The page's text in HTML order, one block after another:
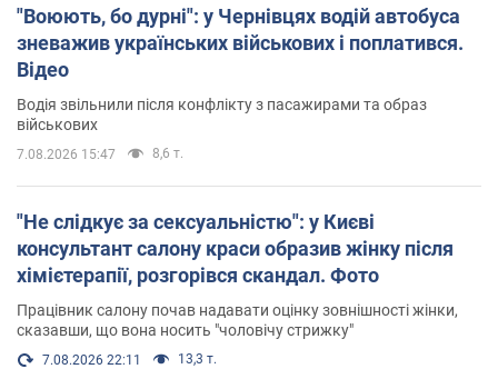
"Воюють, бо дурні": у Чернівцях водій автобуса
зневажив українських військових і поплатився.
Відео
Водія звільнили після конфлікту з пасажирами та образ
військових
7.08.2026 15:47 8,6 т.
"Не слідкує за сексуальністю": у Києві
консультант салону краси образив жінку після
хімієтерапії, розгорівся скандал. Фото
Працівник салону почав надавати оцінку зовнішності жінки,
сказавши, що вона носить "чоловічу стрижку"
7.08.2026 22:11 13,3 т.